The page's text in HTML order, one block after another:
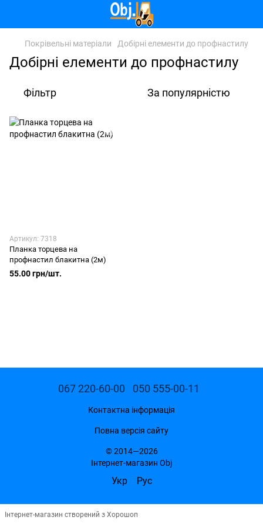
Покрівельні матеріали Добірні елементи до профнастилу
Добірні елементи до профнастилу
Фільтр За популярністю
Артикул: 7318
Планка торцева на
профнастил блакитна (2м)
55.00 грн/шт.
067 220-60-00 050 555-00-11
Контактна інформація
Повна версія сайту
© 2014—2026
Інтернет-магазин Obj
Укр Рус
Інтернет-магазин створений з Хорошоп